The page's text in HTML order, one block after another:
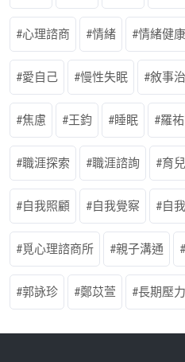
心理諮商 情緒 情緒健康
愛自己 慢性失眠 敘事
焦慮 王鈞 睡眠 羅
職涯探索 職涯諮詢 育
自我照顧 自我覺察 自
覓心理諮商所 親子溝通
郭詠珍 鄭苡萱 長期壓力